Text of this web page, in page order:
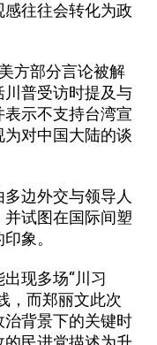
往往会转化为政
方部分言论被解
普受访时提及与
示不支持台湾宣
对中国大陆的谈
边外交与领导人
试图在国际间塑
象。
现多场“川习
，而郑丽文此次
背景下的关键时